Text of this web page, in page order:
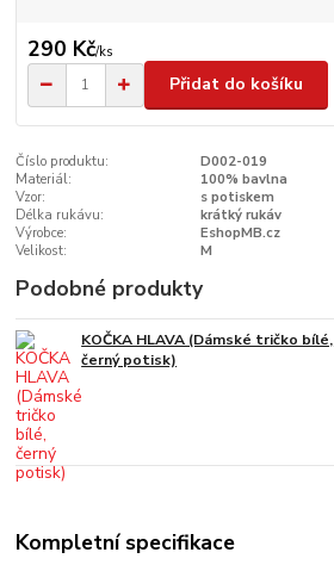
290 Kč/ks
Přidat do košíku
Číslo produktu:
D002-019
Materiál:
100% bavlna
Vzor:
s potiskem
Délka rukávu:
krátký rukáv
Výrobce:
EshopMB.cz
Velikost:
M
Podobné produkty
KOČKA HLAVA (Dámské tričko bílé,
černý potisk)
Kompletní specifikace